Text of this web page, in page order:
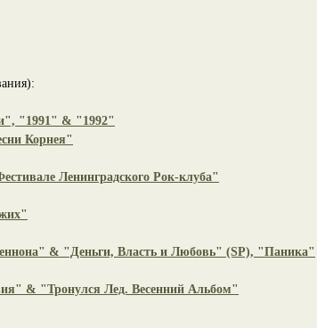
"1991" & "1992"
Корнея"
Ленинградского Рок-клуба"
& "Деньги, Власть и Любовь" (SP), "Паника"
& "Тронулся Лед. Весенний Альбом"